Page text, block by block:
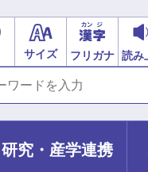
サイズ フリガナ 読み
研究・産学連携